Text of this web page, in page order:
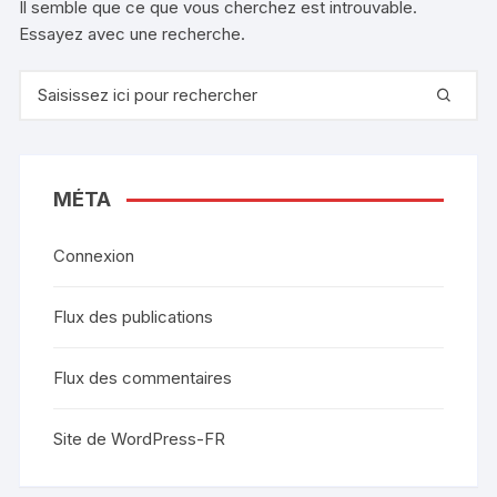
Il semble que ce que vous cherchez est introuvable.
Essayez avec une recherche.
pour
MÉTA
Connexion
Flux des publications
Flux des commentaires
Site de WordPress-FR